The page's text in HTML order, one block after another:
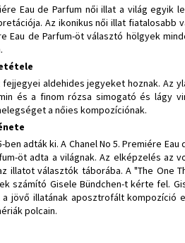
Eau de Parfum női illat a világ egyik
Az ikonikus női illat fiatalosabb
Eau de Parfum-öt választó hölgyek
aldehides jegyeket hoznak. Az
és a finom rózsa simogató és lágy
a nőies kompozíciónak.
ben adták ki. A Chanel No 5. Premiére
öt adta a világnak. Az elképzelés
illatot választók táborába. A "The One
számító Gisele Bündchen-t kérte fel.
a jövő illatának aposztrofált
polcain.